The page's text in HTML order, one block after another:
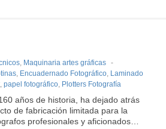
, Maquinaria artes gráficas -
, Encuadernado Fotográfico, Laminado
, papel fotográfico, Plotters Fotografía
años de historia, ha dejado atrás
de fabricación limitada para la
profesionales y aficionados…